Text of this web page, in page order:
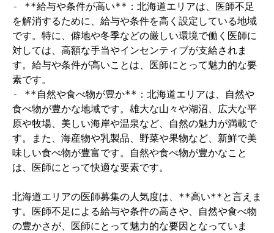
- **給与や条件が高い**：北海道エリアは、医師不足
を解消するために、給与や条件を高く設定している地域
です。特に、僻地や冬季などの厳しい環境で働く医師に
対しては、高額な手当やインセンティブが支給されま
す。給与や条件が高いことは、医師にとって魅力的な要
素です。
- **自然や食べ物が豊か**：北海道エリアは、自然や
食べ物が豊かな地域です。雄大な山々や湖沼、広大な平
原や牧場、美しい海岸や温泉など、自然の魅力が満載で
す。また、海産物や乳製品、野菜や果物など、新鮮で美
味しい食べ物が豊富です。自然や食べ物が豊かなこと
は、医師にとって快適な要素です。
北海道エリアの医師募集の人気度は、**高い**と言えま
す。医師不足による給与や条件の高さや、自然や食べ物
の豊かさが、医師にとって魅力的な要因となっていま